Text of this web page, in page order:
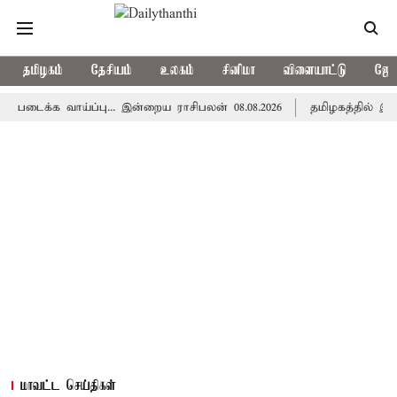
தமிழகம் தேசியம் உலகம் சினிமா விளையாட்டு
வாய்ப்பு... இன்றைய ராசிபலன் 08.08.2026 தமிழகத்தில் இன்று
மாவட்ட செய்திகள்